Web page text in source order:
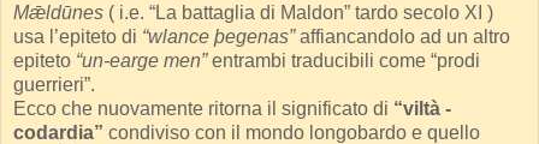
Mǣldūnes ( i.e. “La battaglia di Maldon” tardo secolo XI )
usa l’epiteto di “wlance þegenas”affiancandolo ad un altro
epiteto “un-earge men”entrambi traducibili come “prodi
guerrieri”.
Ecco che nuovamente ritorna il significato di “viltà -
codardia” condiviso con il mondo longobardo e quello